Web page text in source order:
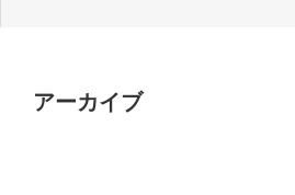
アーカイブ